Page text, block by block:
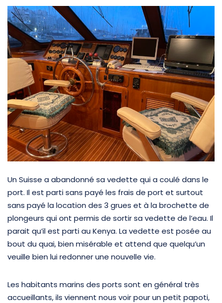
Un Suisse a abandonné sa vedette qui a coulé dans le
port. Il est parti sans payé les frais de port et surtout
sans payé la location des 3 grues et à la brochette de
plongeurs qui ont permis de sortir sa vedette de l’eau. Il
parait qu’il est parti au Kenya. La vedette est posée au
bout du quai, bien misérable et attend que quelqu’un
veuille bien lui redonner une nouvelle vie.
Les habitants marins des ports sont en général très
accueillants, ils viennent nous voir pour un petit papoti,